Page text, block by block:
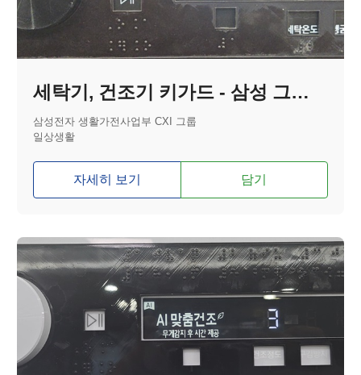
세탁기, 건조기 키가드 - 삼성 그랑데 A I 올인원 컨트롤
삼성전자 생활가전사업부 CXI 그룹
일상생활
자세히 보기 담기